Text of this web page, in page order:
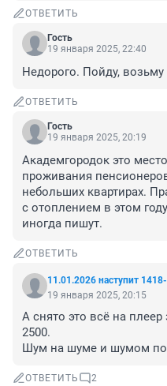
ОТВЕТИТЬ
Гость
19 января 2025, 22:40
Недорого. Пойду, возьму
ОТВЕТИТЬ
Гость
19 января 2025, 20:19
Академгородок это
проживания
небольших квартирах.
с отоплением в этом
иногда пишут.
ОТВЕТИТЬ
11.01.2026 наступит
19 января 2025, 20:15
А снято это всё на плеер
2500.
Шум на шуме и шумом
ОТВЕТИТЬ 2